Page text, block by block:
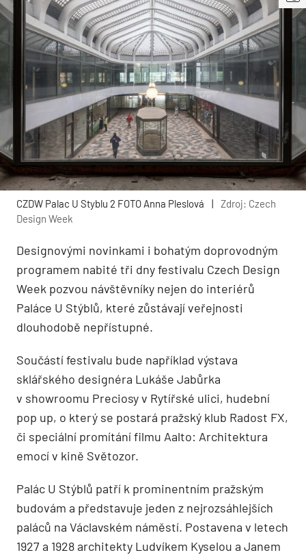
CZDW Palac U Styblu 2 FOTO Anna Pleslová
Zdroj: Czech
Design Week
Designovými novinkami i bohatým doprovodným
programem nabité tři dny festivalu Czech Design
Week pozvou návštěvníky nejen do interiérů
Paláce U Stýblů, které zůstávají veřejnosti
dlouhodobě nepřístupné.
Součástí festivalu bude například výstava
sklářského designéra Lukáše Jabůrka
v showroomu Preciosy v Rytířské ulici, hudební
pop up, o který se postará pražský klub Radost FX,
či speciální promítání filmu Aalto: Architektura
emocí v kině Světozor.
Palác U Stýblů patří k prominentním pražským
budovám a představuje jeden z nejrozsáhlejších
paláců na Václavském náměstí. Postavena v letech
1927 a 1928 architekty Ludvíkem Kyselou a Janem